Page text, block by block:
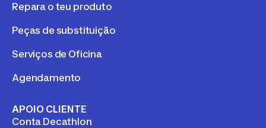
Repara o teu produto
Peças de substituição
Serviços de Oficina
Agendamento
APOIO CLIENTE
Conta Decathlon